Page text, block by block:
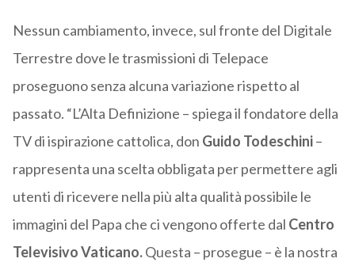
Nessun cambiamento, invece, sul fronte del Digitale
Terrestre dove le trasmissioni di Telepace
proseguono senza alcuna variazione rispetto al
passato. “L’Alta Definizione – spiega il fondatore della
TV di ispirazione cattolica, don Guido Todeschini–
rappresenta una scelta obbligata per permettere agli
utenti di ricevere nella più alta qualità possibile le
immagini del Papa che ci vengono offerte dal Centro
Televisivo Vaticano.Questa – prosegue – è la nostra